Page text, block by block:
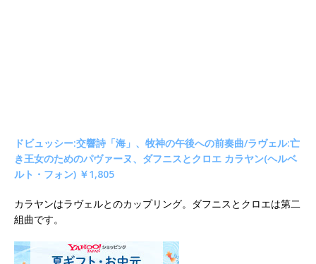
ドビュッシー:交響詩「海」、牧神の午後への前奏曲/ラヴェル:亡
き王女のためのパヴァーヌ、ダフニスとクロエ カラヤン(ヘルベ
ルト・フォン) ￥1,805
カラヤンはラヴェルとのカップリング。ダフニスとクロエは第二
組曲です。